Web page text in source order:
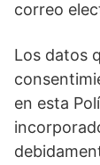
correo
Los datos
en esta